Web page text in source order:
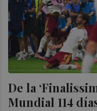
De la
Mundial 114